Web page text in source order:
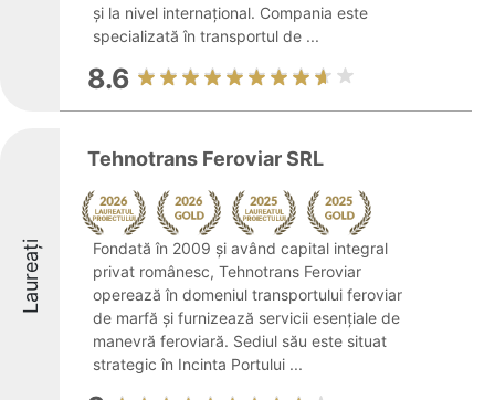
și la nivel internațional. Compania este
specializată în transportul de ...
8.6
Laureați
Tehnotrans Feroviar SRL
Fondată în 2009 și având capital integral
privat românesc, Tehnotrans Feroviar
operează în domeniul transportului feroviar
de marfă și furnizează servicii esențiale de
manevră feroviară. Sediul său este situat
strategic în Incinta Portului ...